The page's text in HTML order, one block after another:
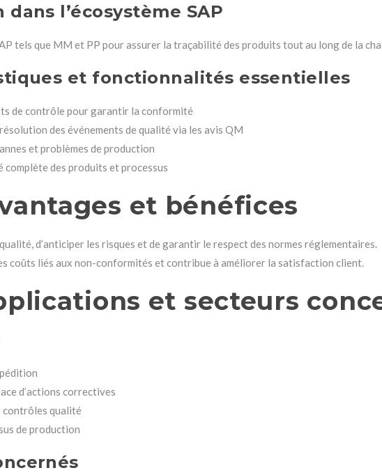
l’écosystème SAP
tels que MM et PP pour assurer la traçabilité des produits tout au long de la
et fonctionnalités essentielles
de contrôle pour garantir la conformité
des événements de qualité via les avis QM
et problèmes de production
des produits et processus
et bénéfices
d’anticiper les risques et de garantir le respect des normes réglementaires.
coûts liés aux non-conformités et contribue à améliorer la satisfaction client.
et secteurs
d’actions correctives
qualité
de production